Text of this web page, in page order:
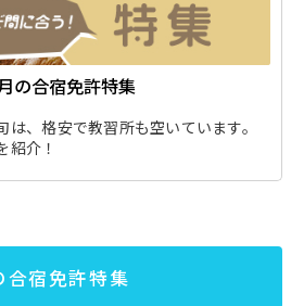
の合宿免許特集
は、格安で教習所も空いています。
紹介！
合宿免許特集